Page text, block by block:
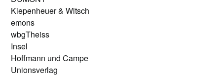
Kiepenheuer & Witsch
emons
wbgTheiss
Insel
Hoffmann und Campe
Unionsverlag